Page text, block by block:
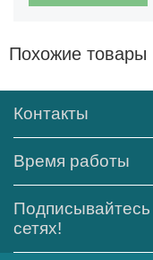
Похожие товары
Контакты
Время работы
сетях!